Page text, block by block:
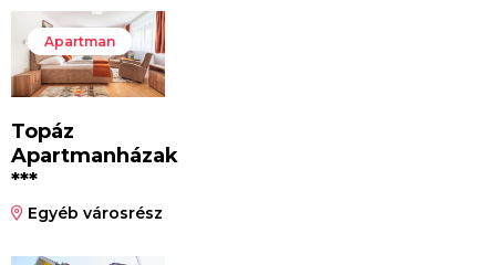
Apartman
Topáz
Apartmanházak
***
Egyéb városrész